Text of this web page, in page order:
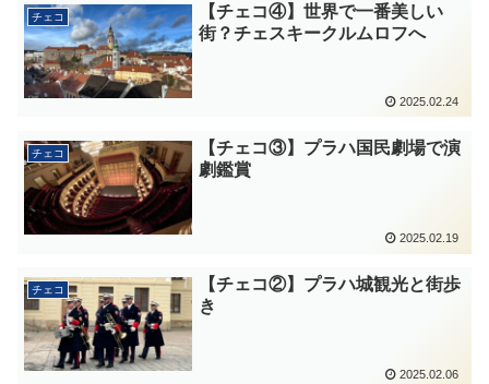
チェコ
【チェコ④】世界で一番美しい
街？チェスキークルムロフへ
2025.02.24
チェコ
【チェコ③】プラハ国民劇場で演
劇鑑賞
2025.02.19
チェコ
【チェコ②】プラハ城観光と街歩
き
2025.02.06